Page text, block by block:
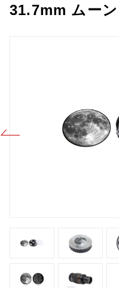
31.7mm ムー